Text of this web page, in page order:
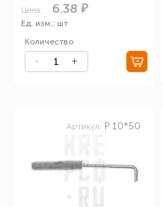
Цена: 6.38 ₽
Ед. изм.: шт
Количество
Артикул: P 10*50